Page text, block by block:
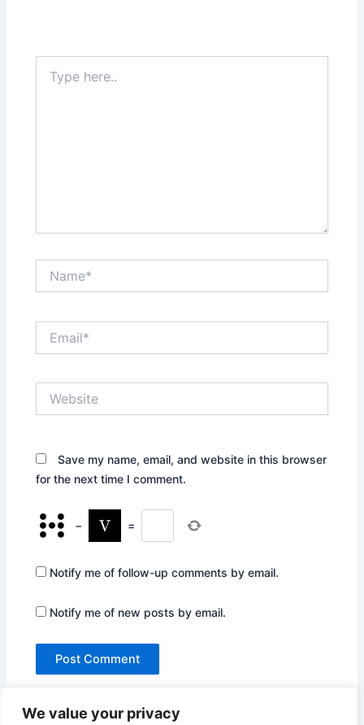
We value your privacy
here..
Save my name, email, and website in this browser
for the next time I comment.
− =
Notify me of follow-up comments by email.
Notify me of new posts by email.